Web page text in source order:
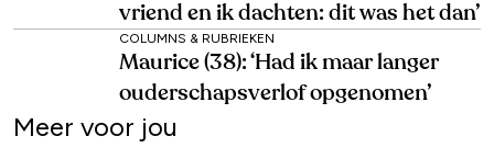
vriend en ik dachten: dit was het dan’
COLUMNS & RUBRIEKEN
Maurice (38): ‘Had ik maar langer
ouderschapsverlof opgenomen’
Meer voor jou